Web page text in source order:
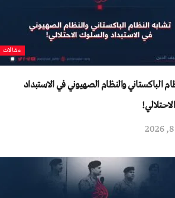
مقالات
الباكستاني والنظام الصهيوني في الاستبداد